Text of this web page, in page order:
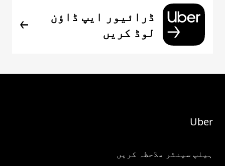
ڈرائیور ایپ ڈاؤن
لوڈ کریں
Uber
ہیلپ سینٹر ملاحظہ کریں